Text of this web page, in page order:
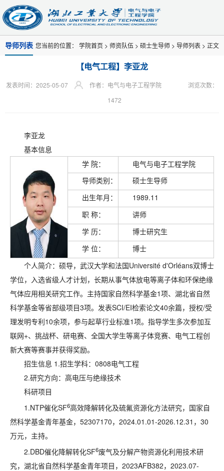
导师列表 您当前的位置： 学院首页 > 师资队伍 > 硕士生导师 > 导师列表 > 正文
【电气工程】李亚龙
发表时间：2025-05-07 作者：电气与电子工程学院
浏览次数：
1472
李亚龙
基本信息
学 院：
电气与电子工程学院
导师类别：
硕士生导师
出生年月：
1989.11
职 称：
讲师
学 历：
博士研究生
学 位：
博士
个人简介：硕导，武汉大学和法国Université d'Orléans双博士
学位，入选省级人才计划，长期从事气体放电等离子体和环保绝缘
气体应用相关研究工作。主持国家自然科学基金1项、湖北省自然
科学基金等省部级项目3项。发表SCI/EI检索论文40余篇，授权/受
理发明专利10余项，参与起草行业标准1项。指导学生多次参加互
联网+、挑战杯、研电赛、全国大学生等离子体竞赛、电气工程创
新大赛等赛事并获得奖励。
招生信息 1.招生学科：0808电气工程
2.研究方向： 高电压与绝缘技术
科研项目
1.NTP催化SF6高效降解转化及硫氟资源化方法研究，国家自
然科学基金青年基金，52307170，2024.01.01-2026.12.31，30
万元，主持。
2.DBD催化降解转化SF6废气及分解产物资源化利用技术研
究，湖北省自然科学基金青年项目，2023AFB382，2023.07-